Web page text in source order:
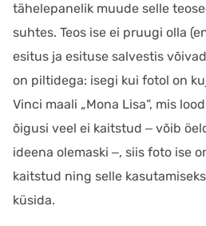
tähelepanelik muude selle
suhtes. Teos ise ei pruugi olla
esitus ja esituse salvestis
on piltidega: isegi kui fotol on
Vinci maali „Mona Lisa“, mis
õigusi veel ei kaitstud ‒ võib
ideena olemaski ‒, siis foto ise
kaitstud ning selle
küsida.